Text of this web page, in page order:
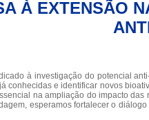
À EXTENSÃO
à investigação do potencial
conhecidas e identificar novos
na ampliação do impacto
esperamos fortalecer o